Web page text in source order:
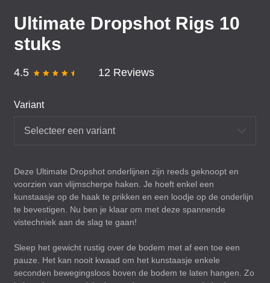
Ultimate Dropshot Rigs 10
stuks
4.5 12 Reviews
Variant
Selecteer een variant
Deze Ultimate Dropshot onderlijnen zijn reeds geknoopt en
voorzien van vlijmscherpe haken. Je hoeft enkel een
kunstaasje op de haak te prikken en een loodje op de onderlijn
te bevestigen. Nu ben je klaar om met deze spannende
vistechniek aan de slag te gaan!
Sleep het gewicht rustig over de bodem met af een toe een
pauze. Het kan nooit kwaad om het kunstaasje enkele
seconden bewegingsloos boven de bodem te laten hangen. Zo